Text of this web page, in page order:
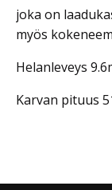
joka on
myös
Helanleveys
Karvan pituus